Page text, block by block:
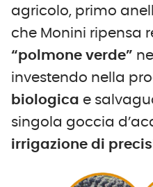
agricolo, primo
che Monini ripensa
“polmone verde”
investendo nella
biologica e
singola goccia
irrigazione di